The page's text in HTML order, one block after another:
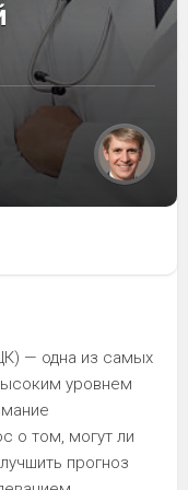
— одна из самых
уровнем
о том, могут ли
прогноз